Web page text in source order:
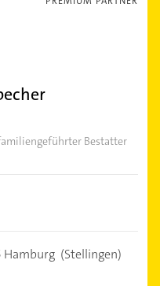
Bestatter
Hamburg (Stellingen)